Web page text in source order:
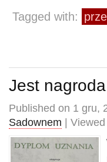
Tagged with:
Jest
Published on 1 gru,
Sadownem |